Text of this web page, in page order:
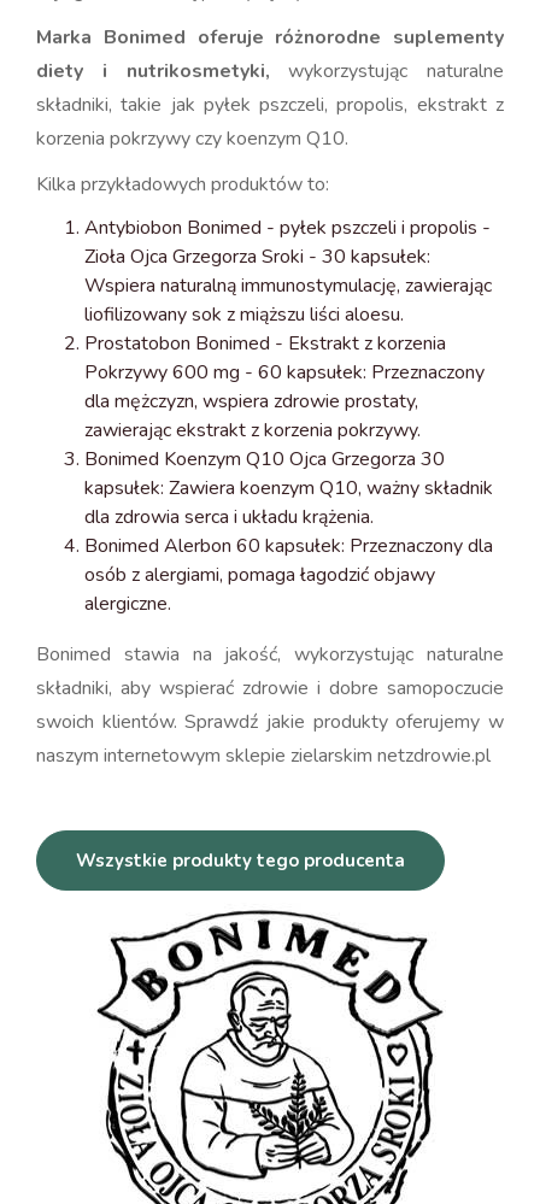
Marka Bonimed oferuje różnorodne suplementy
diety i nutrikosmetyki, wykorzystując naturalne
składniki, takie jak pyłek pszczeli, propolis, ekstrakt z
korzenia pokrzywy czy koenzym Q10.
Kilka przykładowych produktów to:
Antybiobon Bonimed - pyłek pszczeli i propolis -
Zioła Ojca Grzegorza Sroki - 30 kapsułek:
Wspiera naturalną immunostymulację, zawierając
liofilizowany sok z miąższu liści aloesu.
Prostatobon Bonimed - Ekstrakt z korzenia
Pokrzywy 600 mg - 60 kapsułek: Przeznaczony
dla mężczyzn, wspiera zdrowie prostaty,
zawierając ekstrakt z korzenia pokrzywy.
Bonimed Koenzym Q10 Ojca Grzegorza 30
kapsułek: Zawiera koenzym Q10, ważny składnik
dla zdrowia serca i układu krążenia.
Bonimed Alerbon 60 kapsułek: Przeznaczony dla
osób z alergiami, pomaga łagodzić objawy
alergiczne.
Bonimed stawia na jakość, wykorzystując naturalne
składniki, aby wspierać zdrowie i dobre samopoczucie
swoich klientów. Sprawdź jakie produkty oferujemy w
naszym internetowym sklepie zielarskim netzdrowie.pl
Wszystkie produkty tego producenta